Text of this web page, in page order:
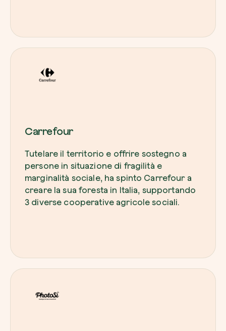
Carrefour
Tutelare il territorio e offrire sostegno a
persone in situazione di fragilità e
marginalità sociale, ha spinto Carrefour a
creare la sua foresta in Italia, supportando
3 diverse cooperative agricole sociali.